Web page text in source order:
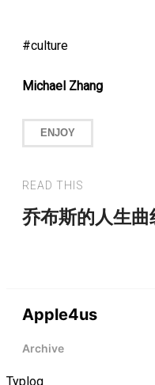
culture
Michael Zhang
ENJOY
READ THIS
乔布斯的人生曲
Apple4us
Archive
Typlog